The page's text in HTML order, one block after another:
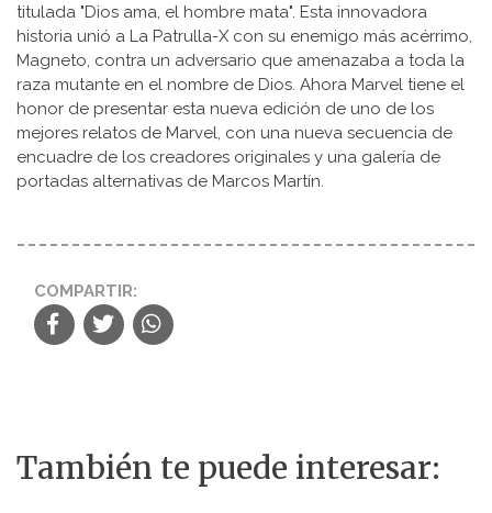
titulada "Dios ama, el hombre mata". Esta innovadora
historia unió a La Patrulla-X con su enemigo más acérrimo,
Magneto, contra un adversario que amenazaba a toda la
raza mutante en el nombre de Dios. Ahora Marvel tiene el
honor de presentar esta nueva edición de uno de los
mejores relatos de Marvel, con una nueva secuencia de
encuadre de los creadores originales y una galería de
portadas alternativas de Marcos Martín.
COMPARTIR:
También te puede interesar: